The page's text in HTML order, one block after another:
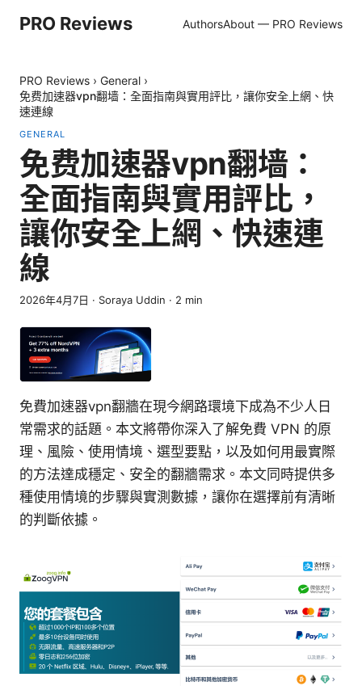
PRO Reviews AuthorsAbout — PRO Reviews
PRO Reviews › General ›
免费加速器vpn翻墙：全面指南與實用評比，讓你安全上網、快
速連線
GENERAL
免费加速器vpn翻墙：
全面指南與實用評比，
讓你安全上網、快速連
線
2026年4月7日 · Soraya Uddin · 2 min
免費加速器vpn翻牆在現今網路環境下成為不少人日
常需求的話題。本文將帶你深入了解免費 VPN 的原
理、風險、使用情境、選型要點，以及如何用最實際
的方法達成穩定、安全的翻牆需求。本文同時提供多
種使用情境的步驟與實測數據，讓你在選擇前有清晰
的判斷依據。